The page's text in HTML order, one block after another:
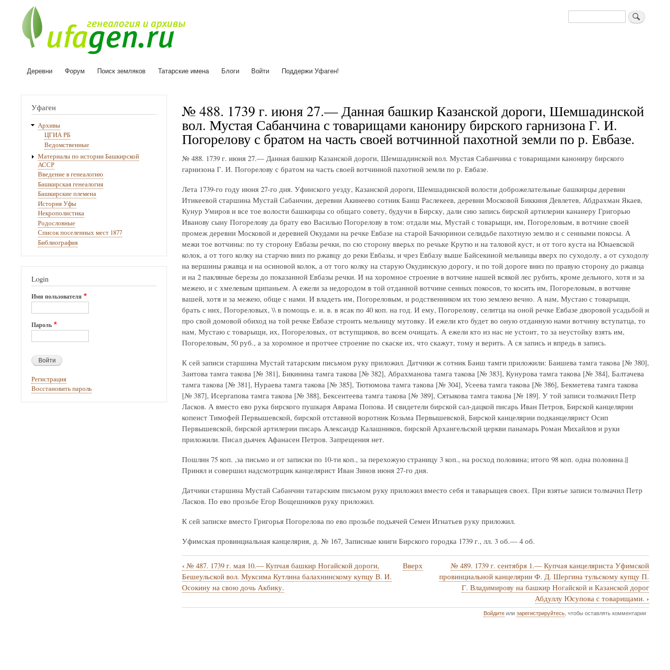
Поиск
Основная
Деревни Форум Поиск земляков Татарские имена Блоги Войти Поддержи Уфаген!
№ 488. 1739 г. июня 27.— Данная башкир Казанской дороги, Шемшадинской
вол. Мустая Сабанчина с товарищами канониру бирского гарнизона Г. И.
Погорелову с братом на часть своей вотчинной пахотной земли по р. Евбазе.
№ 488. 1739 г. июня 27.— Данная башкир Казанской дороги, Шемшадинской вол. Мустая Сабанчина с товарищами канониру бирского
гарнизона Г. И. Погорелову с братом на часть своей вотчинной пахотной земли по р. Евбазе.
Лета 1739-го году июня 27-го дня. Уфинского уезду, Казанской дороги, Шемшадинской волости доброжелательные башкирцы деревни
Итикеевой старшина Мустай Сабанчин, деревни Акинеево сотник Баиш Раслекеев, деревни Московой Биккиня Девлетев, Абдрахман Якаев,
Кунур Умиров и все тое волости башкирцы со общаго совету, будучи в Бирску, дали сию запись бирской артилерии кананеру Григорью
Иванову сыну Погорелову да брату ево Василью Погорелову в том: отдали мы, Мустай с товарыщи, им, Погореловым, в вотчине своей
промеж деревни Московой и деревней Окудами на речке Евбазе на старой Бачюринои селидьбе пахотную землю и с сенными покосы. А
межи тое вотчины: по ту сторону Евбазы речки, по сю сторону вверьх по речьке Крутю и на таловой куст, и от того куста на Юнаевской
колок, а от того колку на старчю вниз по ржавцу до реки Евбазы, и чрез Евбазу выше Байсекииой мельницы вверх по суходолу, а от суходолу
на вершины ржавца и на осиновой колок, а от того колку на старую Окудинскую дорогу, и по той дороге вниз по правую сторону до ржавца
и на 2 пакляные березы до показанной Евбазы речки. И на хоромное строение в вотчине нашей всякой лес рубить, кроме дельного, хотя и за
межею, и с хмелевым щипаньем. А ежели за недородом в той отданной вотчине сенных покосов, то косить им, Погореловым, в вотчине
вашей, хотя и за межею, обще с нами. И владеть им, Погореловым, и родственником их тою землею вечно. А нам, Мустаю с товарыщи,
брать с них, Погореловых, \\ в помощь е. и. в. в ясак по 40 коп. на год. И ему, Погорелову, селитца на оной речке Евбазе дворовой усадьбой и
про свой домовой обиход на той речке Евбазе строить мельницу мутовку. И ежели кто будет во оную отданную нами вотчину вступатца, то
нам, Мустаю с товарыщи, их, Погореловых, от вступщиков, во всем очищать. А ежели кто из нас не устоит, то за неустойку взять им,
Погореловым, 50 руб., а за хоромное и протчее строение по скаске их, что скажут, тому и верить. А ся запись и впредь в запись.
К сей записи старшина Мустай татарским письмом руку приложил. Датчики ж сотник Баиш тамги приложили: Баишева тамга такова [№ 380],
Заитова тамга такова [№ 381], Бикинина тамга такова [№ 382], Абрахманова тамга такова [№ 383], Кунурова тамга такова [№ 384], Балтачева
тамга такова [№ 381], Нураева тамга такова [№ 385], Тютюмова тамга такова [№ 304], Усеева тамга такова [№ 386], Бекметева тамга такова
[№ 387], Исергапова тамга такова [№ 388], Бексентеева тамга такова [№ 389], Сятыкова тамга такова [№ 189]. У той записи толмачил Петр
Ласков. А вместо ево рука бирского пушкаря Аврама Попова. И свидетели бирской сал-дацкой писарь Иван Петров, Бирской канцелярии
копеист Тимофей Первышевской, бирской отставной воротник Козьма Первышевской, Бирской канцелярии подканцелярист Осип
Первышевской, бирской артилерии писарь Александр Калашников, бирской Архангельской церкви панамарь Роман Михайлов и руки
приложили. Писал дьячек Афанасен Петров. Запрещения нет.
Пошлин 75 коп. ,за письмо и от записки по 10-ти коп., за перехожую страницу 3 коп., на росход половина; итого 98 коп. одна половина.||
Принял и совершил надсмотрщик канцелярист Иван Зинов июня 27-го дня.
Датчики старшина Мустай Сабанчин татарским письмом руку приложил вместо себя и таварыщев своех. При взятье записи толмачил Петр
Ласков. По ево прозьбе Егор Вощешников руку приложил.
К сей записке вместо Григорья Погорелова по ево прозьбе подьячей Семен Игнатьев руку приложил.
Уфимская провинциальная канцелярия, д. № 167, Записные книги Бирского городка 1739 г., лл. 3 об.— 4 об.
Перекрёстные
ссылки
‹№ 487. 1739 г. мая 10.— Купчая башкир Ногайской дороги,
Бешеульской вол. Муксима Кутлина балахнинскому купцу В. И.
Осокину на свою дочь Акбику.
Вверх
№ 489. 1739 г. сентября 1.— Купчая канцеляриста Уфимской
провинциальной канцелярии Ф. Д. Шергина тульскому купцу П.
Г. Владимирову на башкир Ногайской и Казанской дорог
Абдуллу Юсупова с товарищами. ›
Войдитеилизарегистрируйтесь, чтобы оставлять комментарии
Уфаген
Архивы
ЦГИА РБ
Ведомственные
Материалы по истории Башкирской
АССР
Введение в генеалогию
Башкирская генеалогия
Башкирские племена
История Уфы
Некрополистика
Родословные
Список поселенных мест 1877
Библиография
Login
Имя пользователя
Пароль
Регистрация
Восстановить пароль